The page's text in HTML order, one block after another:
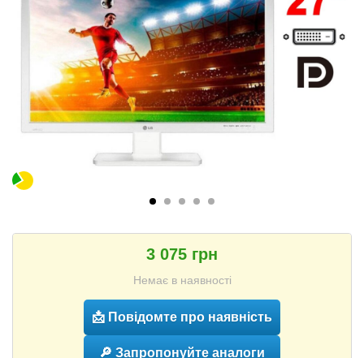
3 075 грн
Немає в наявності
📩 Повідомте про наявність
🔎 Запропонуйте аналоги